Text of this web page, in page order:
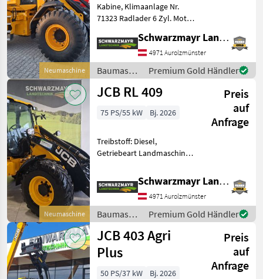
Neumaschine
Kabine, Klimaanlage Nr.
71323 Radlader 6 Zyl. Motor
DPF und SCR
Abgasnachbehandlung
entspricht die EU
Abgasstufe V. Max.
Motorleistung:
Schwarzmayr Landtechnik GmbH - Aurolzmünster
4971 Aurolzmünster
Baumaschinen
/ JCB
Premium Gold Händler
Neumaschine
JCB RL 409
Preis
auf
Anfrage
75 PS/55 kW Bj. 2026
Treibstoff: Diesel,
Getriebeart Landmaschine:
Geräteverriegelung, Kabine,
Klimaanlage,
Schnellwechselrahmen,
Zugmaul, Zusatz-
Hydraulikkreis Nr. 719
Schwarzmayr Landtechnik GmbH - Aurolzmünster
4971 Aurolzmünster
Baumaschinen
/ JCB
Premium Gold Händler
JCB 403 Agri
Plus
Preis
auf
Anfrage
50 PS/37 kW
Bj. 2026